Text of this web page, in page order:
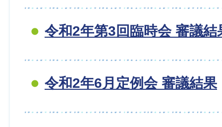
令和2年第3回臨時会 審議結
令和2年6月定例会 審議結果